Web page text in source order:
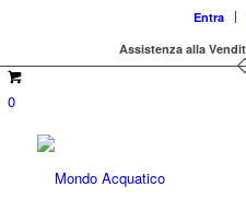
Entra
Assistenza alla
0